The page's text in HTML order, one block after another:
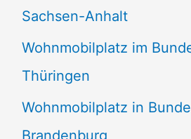
Sachsen-Anhalt
Wohnmobilplatz im
Thüringen
Wohnmobilplatz in
Brandenburg